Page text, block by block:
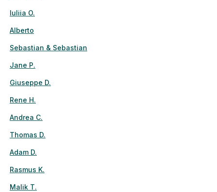
Iuliia O.
Alberto
Sebastian & Sebastian
Jane P.
Giuseppe D.
Rene H.
Andrea C.
Thomas D.
Adam D.
Rasmus K.
Malik T.